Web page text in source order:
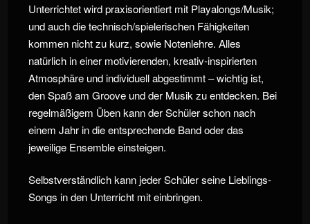
Unterrichtet wird praxisorientiert mit Playalongs/Musik;
und auch die technisch/spielerischen Fähigkeiten
kommen nicht zu kurz, sowie Notenlehre. Alles
natürlich in einer motivierenden, kreativ-inspirierten
Atmosphäre und individuell abgestimmt – wichtig ist,
den Spaß am Groove und der Musik zu entdecken. Bei
regelmäßigem Üben kann der Schüler schon nach
einem Jahr in die entsprechende Band oder das
jeweilige Ensemble einsteigen.
Selbstverständlich kann jeder Schüler seine Lieblings-
Songs in den Unterricht mit einbringen.